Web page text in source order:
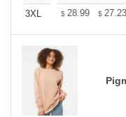
3XL
$ 28.99 $ 27.23